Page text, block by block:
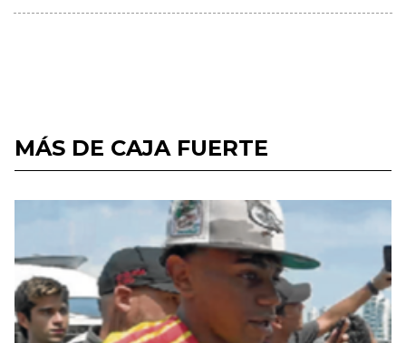
MÁS DE CAJA FUERTE